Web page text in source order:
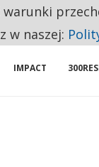
DWA PODMIOTY Z
IMPACT
w naszej: